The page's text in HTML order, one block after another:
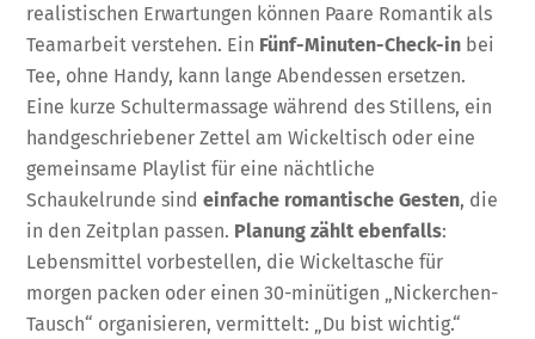
realistischen Erwartungen können Paare Romantik als
Teamarbeit verstehen. Ein Fünf-Minuten-Check-in bei
Tee, ohne Handy, kann lange Abendessen ersetzen.
Eine kurze Schultermassage während des Stillens, ein
handgeschriebener Zettel am Wickeltisch oder eine
gemeinsame Playlist für eine nächtliche
Schaukelrunde sindeinfache romantische Gesten, die
in den Zeitplan passen. Planung zählt ebenfalls:
Lebensmittel vorbestellen, die Wickeltasche für
morgen packen oder einen 30-minütigen „Nickerchen-
Tausch“ organisieren, vermittelt: „Du bist wichtig.“